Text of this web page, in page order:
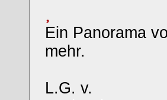
Ein Panorama
mehr.
L.G. v.